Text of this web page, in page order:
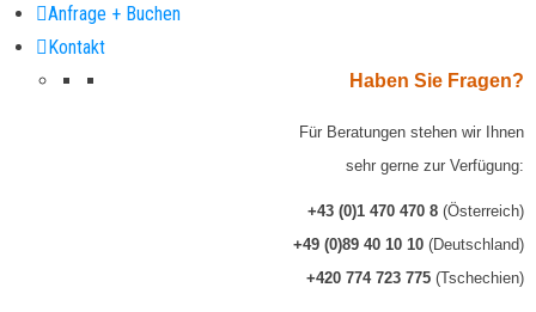
Anfrage + Buchen
Kontakt
Haben Sie Fragen?
Für Beratungen stehen wir Ihnen
sehr gerne zur Verfügung:
+43 (0)1 470 470 8 (Österreich)
+49 (0)89 40 10 10 (Deutschland)
+420 774 723 775 (Tschechien)